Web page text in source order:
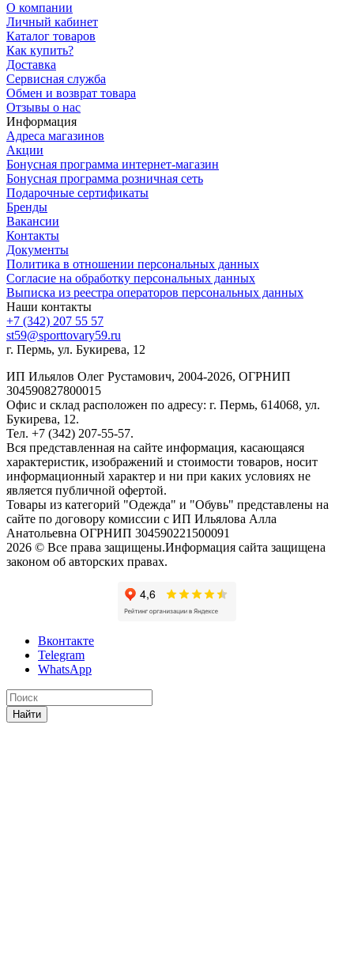
О компании
Личный кабинет
Каталог товаров
Как купить?
Доставка
Сервисная служба
Обмен и возврат товара
Отзывы о нас
Информация
Адреса магазинов
Акции
Бонусная программа интернет-магазин
Бонусная программа розничная сеть
Подарочные сертификаты
Бренды
Вакансии
Контакты
Документы
Политика в отношении персональных данных
Согласие на обработку персональных данных
Выписка из реестра операторов персональных данных
Наши контакты
+7 (342) 207 55 57
st59@sporttovary59.ru
г. Пермь, ул. Букирева, 12
ИП Ильялов Олег Рустамович, 2004-2026, ОГРНИП
304590827800015
Офис и склад расположен по адресу: г. Пермь, 614068, ул.
Букирева, 12.
Тел. +7 (342) 207-55-57.
Вся представленная на сайте информация, касающаяся
характеристик, изображений и стоимости товаров, носит
информационный характер и ни при каких условиях не
является публичной офертой.
Товары из категорий "Одежда" и "Обувь" представлены на
сайте по договору комиссии с ИП Ильялова Алла
Анатольевна ОГРНИП 304590221500091
2026 © Все права защищены.Информация сайта защищена
законом об авторских правах.
Вконтакте
Telegram
WhatsApp
Найти